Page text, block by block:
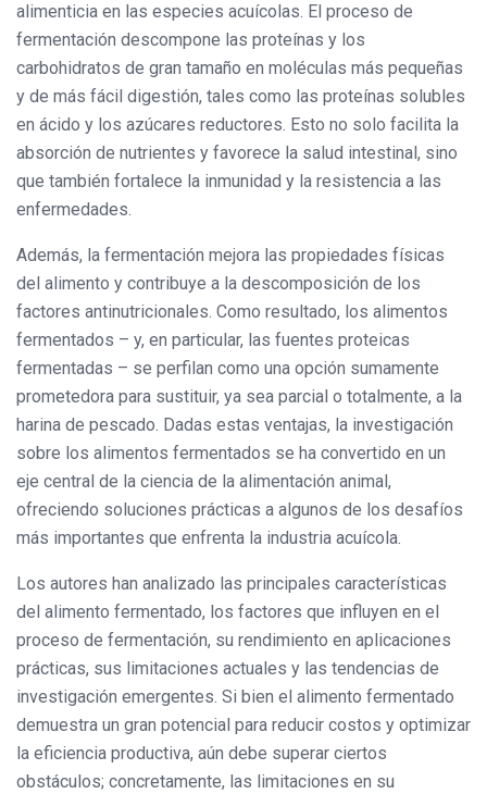
alimenticia en las especies acuícolas. El proceso de
fermentación descompone las proteínas y los
carbohidratos de gran tamaño en moléculas más pequeñas
y de más fácil digestión, tales como las proteínas solubles
en ácido y los azúcares reductores. Esto no solo facilita la
absorción de nutrientes y favorece la salud intestinal, sino
que también fortalece la inmunidad y la resistencia a las
enfermedades.
Además, la fermentación mejora las propiedades físicas
del alimento y contribuye a la descomposición de los
factores antinutricionales. Como resultado, los alimentos
fermentados – y, en particular, las fuentes proteicas
fermentadas – se perfilan como una opción sumamente
prometedora para sustituir, ya sea parcial o totalmente, a la
harina de pescado. Dadas estas ventajas, la investigación
sobre los alimentos fermentados se ha convertido en un
eje central de la ciencia de la alimentación animal,
ofreciendo soluciones prácticas a algunos de los desafíos
más importantes que enfrenta la industria acuícola.
Los autores han analizado las principales características
del alimento fermentado, los factores que influyen en el
proceso de fermentación, su rendimiento en aplicaciones
prácticas, sus limitaciones actuales y las tendencias de
investigación emergentes. Si bien el alimento fermentado
demuestra un gran potencial para reducir costos y optimizar
la eficiencia productiva, aún debe superar ciertos
obstáculos; concretamente, las limitaciones en su